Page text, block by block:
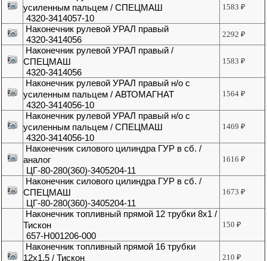
усиленным пальцем / СПЕЦМАШ
4320-3414057-10
1583₽
Наконечник рулевой УРАЛ правый
4320-3414056
2292₽
Наконечник рулевой УРАЛ правый /
СПЕЦМАШ
4320-3414056
1583₽
Наконечник рулевой УРАЛ правый н/о с
усиленным пальцем / АВТОМАГНАТ
4320-3414056-10
1564₽
Наконечник рулевой УРАЛ правый н/о с
усиленным пальцем / СПЕЦМАШ
4320-3414056-10
1469₽
Наконечник силового цилиндра ГУР в сб. /
аналог
ЦГ-80-280(360)-3405204-11
1616₽
Наконечник силового цилиндра ГУР в сб. /
СПЕЦМАШ
ЦГ-80-280(360)-3405204-11
1673₽
Наконечник топливный прямой 12 трубки 8х1 /
Тискон
657-Н001206-000
150₽
Наконечник топливный прямой 16 трубки
12х1,5 / Тискон
210₽